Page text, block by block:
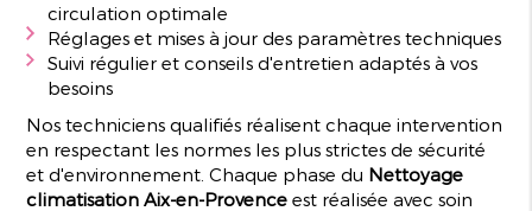
circulation optimale
Réglages et mises à jour des paramètres techniques
Suivi régulier et conseils d'entretien adaptés à vos
besoins
Nos techniciens qualifiés réalisent chaque intervention
en respectant les normes les plus strictes de sécurité
et d'environnement. Chaque phase du Nettoyage
climatisation Aix-en-Provence est réalisée avec soin